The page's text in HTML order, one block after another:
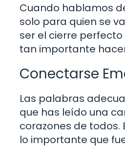
Cuando hablamos
solo para quien se
ser el cierre
tan importante
Conectarse
Las palabras
que has leído una
corazones de
lo importante que